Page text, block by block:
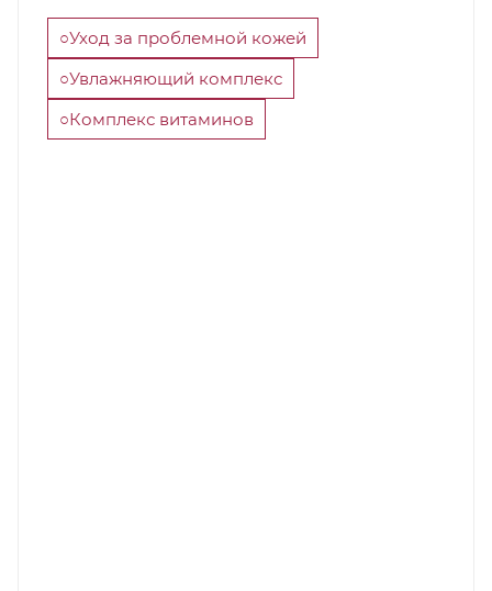
○Уход за проблемной кожей
○Увлажняющий комплекс
○Комплекс витаминов